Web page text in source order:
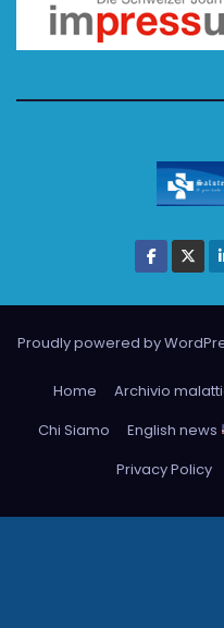
Proudly powered by
Home Archivio
Chi Siamo
English news
Privacy Policy